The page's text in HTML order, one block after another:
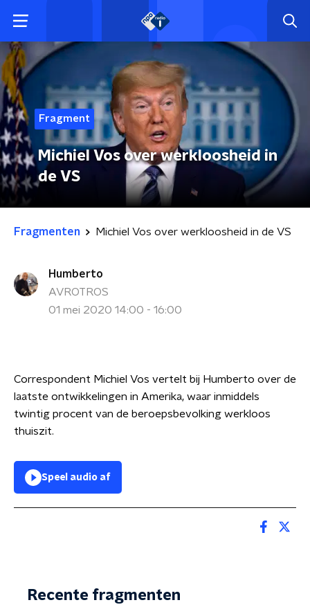
Fragment
Michiel Vos over werkloosheid in
de VS
Fragmenten Michiel Vos over werkloosheid in de VS
Humberto
AVROTROS
01 mei 2020 14:00 - 16:00
Correspondent Michiel Vos vertelt bij Humberto over de
laatste ontwikkelingen in Amerika, waar inmiddels
twintig procent van de beroepsbevolking werkloos
thuiszit.
Speel audio af
Recente fragmenten